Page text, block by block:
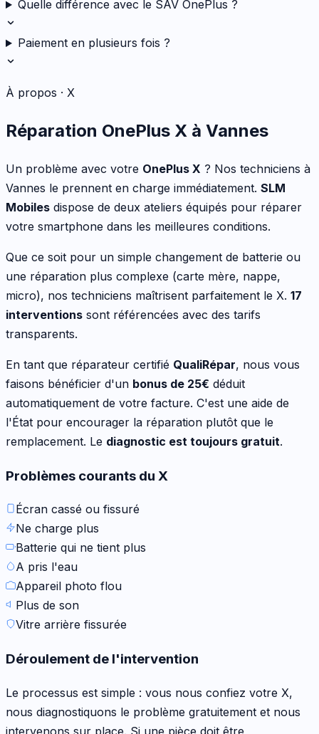
Quelle différence avec le SAV OnePlus ?
Paiement en plusieurs fois ?
À propos · X
Réparation OnePlus X à Vannes
Un problème avec votre OnePlus X ? Nos techniciens à
Vannes le prennent en charge immédiatement. SLM
Mobiles dispose de deux ateliers équipés pour réparer
votre smartphone dans les meilleures conditions.
Que ce soit pour un simple changement de batterie ou
une réparation plus complexe (carte mère, nappe,
micro), nos techniciens maîtrisent parfaitement le X. 17
interventions sont référencées avec des tarifs
transparents.
En tant que réparateur certifié QualiRépar, nous vous
faisons bénéficier d'un bonus de 25€ déduit
automatiquement de votre facture. C'est une aide de
l'État pour encourager la réparation plutôt que le
remplacement. Le diagnostic est toujours gratuit.
Problèmes courants du X
Écran cassé ou fissuré
Ne charge plus
Batterie qui ne tient plus
A pris l'eau
Appareil photo flou
Plus de son
Vitre arrière fissurée
Déroulement de l'intervention
Le processus est simple : vous nous confiez votre X,
nous diagnostiquons le problème gratuitement et nous
intervenons sur place. Si une pièce doit être